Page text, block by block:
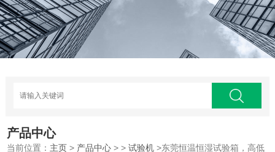
产品中心
当前位置： 主页 > 产品中心 > >试验机 >东莞恒温恒湿试验箱，高低